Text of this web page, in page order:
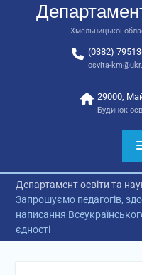
національно-
виховання
Хмельницької
(0382)
osvita-
29000,
Будинок
Департамент освіти та
Запрошуємо педагогів,
написання
єдності